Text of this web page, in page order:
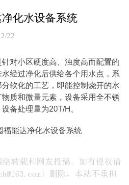
化水设备系统
22
对小区硬度高、浊度高而配置的
经过净化后供给各个用水点，系
软化的工艺，即能控制烧开的水
质和微量元素，设备采用全不锈
备处理量为20T/H。